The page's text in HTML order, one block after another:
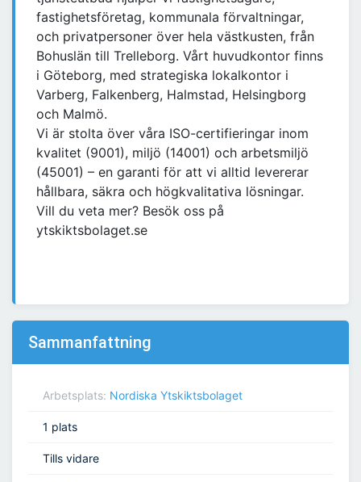
fastighetsföretag, kommunala förvaltningar,
och privatpersoner över hela västkusten, från
Bohuslän till Trelleborg. Vårt huvudkontor finns
i Göteborg, med strategiska lokalkontor i
Varberg, Falkenberg, Halmstad, Helsingborg
och Malmö.
Vi är stolta över våra ISO-certifieringar inom
kvalitet (9001), miljö (14001) och arbetsmiljö
(45001) – en garanti för att vi alltid levererar
hållbara, säkra och högkvalitativa lösningar.
Vill du veta mer? Besök oss på
ytskiktsbolaget.se
Sammanfattning
Arbetsplats: Nordiska Ytskiktsbolaget
1 plats
Tills vidare